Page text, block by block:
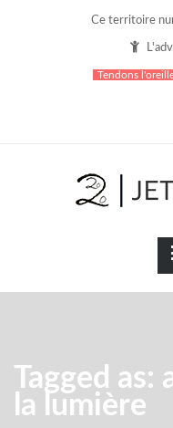
Ce territoire
Tendons
Tagged
la lumière